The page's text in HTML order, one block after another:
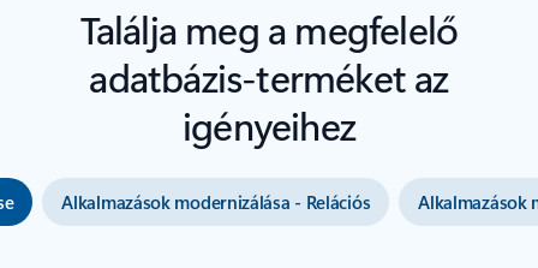
Találja meg a megfelelő
adatbázis-terméket az
igényeihez
Alkalmazások modernizálása - Relációs Alkalmazások